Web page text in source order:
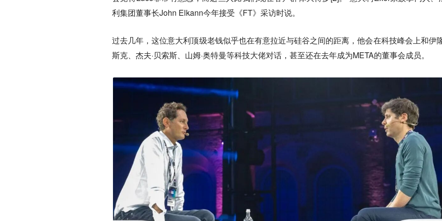
利集团董事长John Elkann今年接受《FT》采访时说。
过去几年，这位意大利顶级老钱似乎也在有意拉近与硅谷之间的距离，他会在科技峰会上和伊
斯克、杰夫·贝索斯、山姆·奥特曼等科技大佬对话，甚至还在去年成为META的董事会成员。